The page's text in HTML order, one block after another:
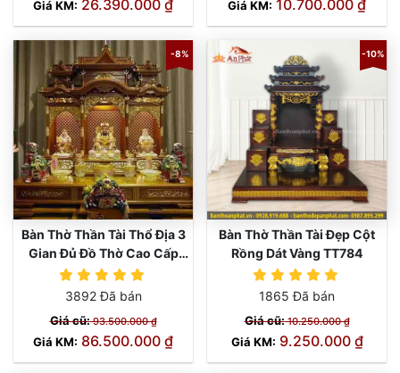
Giá KM: 26.390.000 ₫ Giá KM: 10.700.000 ₫
-8%
Bàn Thờ Thần Tài Thổ Địa 3
Gian Đủ Đồ Thờ Cao Cấp
TT849
3892 Đã bán
Giá cũ:93.500.000 ₫
Giá KM: 86.500.000 ₫
-10%
Bàn Thờ Thần Tài Đẹp Cột
Rồng Dát Vàng TT784
1865 Đã bán
Giá cũ:10.250.000 ₫
Giá KM: 9.250.000 ₫